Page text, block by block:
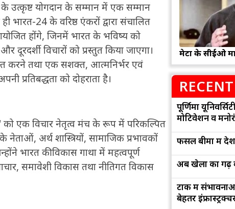
के उत्कृष्ट योगदान के सम्मान में एक सम्मान
24 के वरिष्ठ एंकरों द्वारा संचालित
होंगे, जिनमें भारत के भविष्य को
विचारों को प्रस्तुत किया जाएगा।
करने तथा एक सशक्त, आत्मनिर्भर एवं
प्रतिबद्धता को दोहराता है।
को एक विचार नेतृत्व मंच के रूप में परिकल्पित
नेताओं, अर्थ शास्त्रियों, सामाजिक प्रभावकों
भारत की विकास गाथा में महत्वपूर्ण
समावेशी विकास तथा नीतिगत विकास
मेटा के सीईओ
पूर्णिमा
मोटिवेशन व
फसल बीमा में
अब खेलों का गढ़
टोंक में
बेहतर